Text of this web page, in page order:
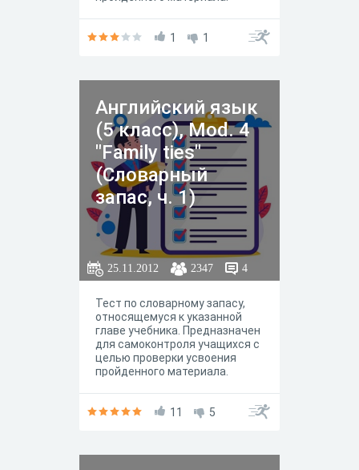
1 1
Английский язык
(5 класс), Mod. 4
"Family ties"
(Словарный
запас, ч. 1)
25.11.2012 2347 4
Тест по словарному запасу,
относящемуся к указанной
главе учебника. Предназначен
для самоконтроля учащихся с
целью проверки усвоения
пройденного материала.
11 5